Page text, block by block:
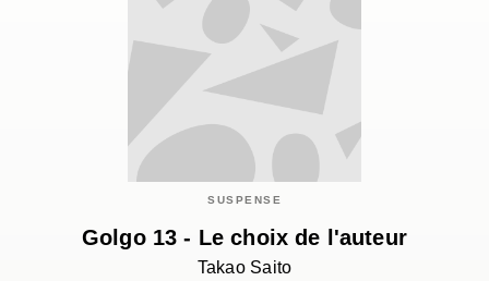
SUSPENSE
Golgo 13 - Le choix de l'auteur
Takao Saito